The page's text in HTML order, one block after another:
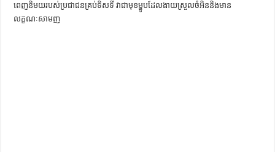
ទំនាក់ទំនងកម្ពុជានិងចិន – សៀវភៅចំណេះដឹងទូទៅ
ពេញនិមយរបស់ប្រជាជនគ្រប់ទិសទី វាជាមុខម្ហូបដែលងាយស្រួលចំអិននិងមាន
លក្ខណៈសាមញ